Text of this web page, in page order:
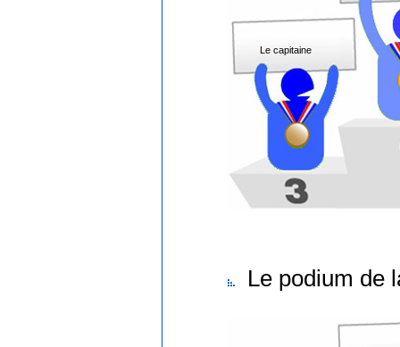
Le capitaine
Le podium de